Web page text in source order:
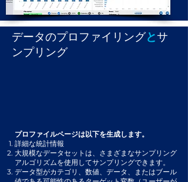
データのプロファイリングとサ
ンプリング
プロファイルページは以下を生成します。
詳細な統計情報
大規模なデータセットは、さまざまなサンプリング
アルゴリズムを使用してサンプリングできます。
データ型がカテゴリ、数値、データ、またはブール